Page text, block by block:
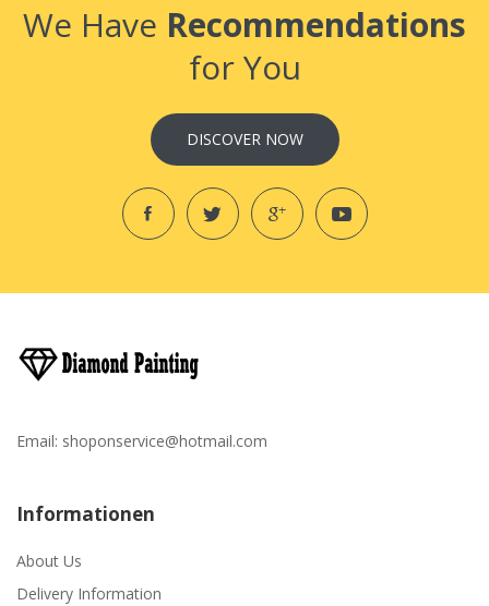
We Have Recommendations
for You
DISCOVER NOW
Email: shoponservice@hotmail.com
Informationen
About Us
Delivery Information